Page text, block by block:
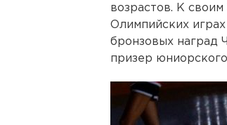
возрастов. К
Олимпийских
бронзовых наград
призер